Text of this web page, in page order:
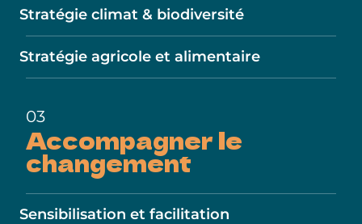
Stratégie climat & biodiversité
Stratégie agricole et alimentaire
03
Accompagnerle
changement
Sensibilisation et facilitation